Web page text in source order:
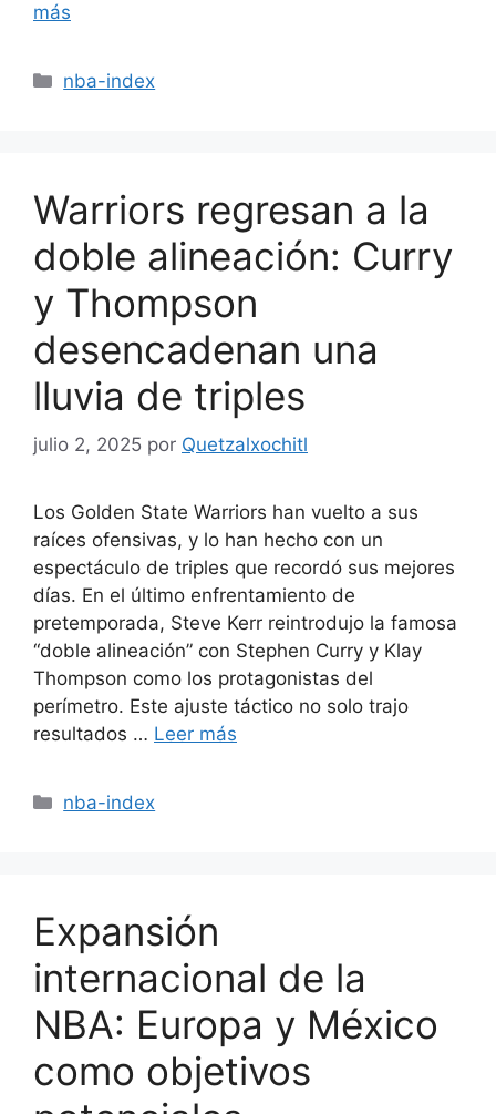
más
Categorías
nba-index
Warriors regresan a la
doble alineación: Curry
y Thompson
desencadenan una
lluvia de triples
julio 2, 2025 por Quetzalxochitl
Los Golden State Warriors han vuelto a sus
raíces ofensivas, y lo han hecho con un
espectáculo de triples que recordó sus mejores
días. En el último enfrentamiento de
pretemporada, Steve Kerr reintrodujo la famosa
“doble alineación” con Stephen Curry y Klay
Thompson como los protagonistas del
perímetro. Este ajuste táctico no solo trajo
resultados … Leer más
Categorías
nba-index
Expansión
internacional de la
NBA: Europa y México
como objetivos